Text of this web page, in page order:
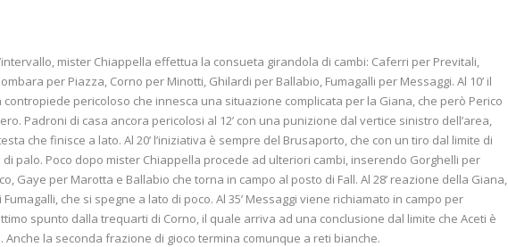
mister Chiappella effettua la consueta girandola di cambi: Caferri per Previtali,
per Piazza, Corno per Minotti, Ghilardi per Ballabio, Fumagalli per Messaggi. Al 10’ il
pericoloso che innesca una situazione complicata per la Giana, che però Perico
Padroni di casa ancora pericolosi al 12’ con una punizione dal vertice sinistro dell’area,
che finisce a lato. Al 20’ l’iniziativa è sempre del Brusaporto, che con un tiro dal limite di
palo. Poco dopo mister Chiappella procede ad ulteriori cambi, inserendo Gorghelli per
Gaye per Marotta e Ballabio che torna in campo al posto di Fall. Al 28’ reazione della Giana,
che si spegne a lato di poco. Al 35’ Messaggi viene richiamato in campo per
spunto dalla trequarti di Corno, il quale arriva ad una conclusione dal limite che Aceti è
Anche la seconda frazione di gioco termina comunque a reti bianche.